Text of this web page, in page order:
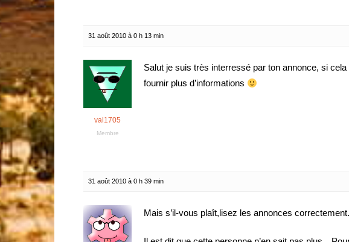
31 août 2010 à 0 h 13 min
val1705
Membre
Salut je suis très interressé par ton annonce, si
fournir plus d’informations
31 août 2010 à 0 h 39 min
Mais s’il-vous plaît,lisez les annonces